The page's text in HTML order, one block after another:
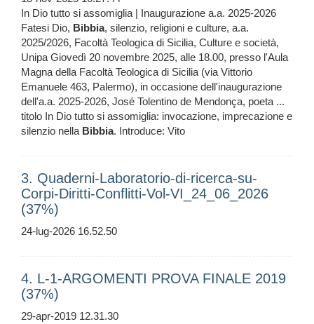
In Dio tutto si assomiglia | Inaugurazione a.a. 2025-2026
Fatesi Dio, Bibbia, silenzio, religioni e culture, a.a.
2025/2026, Facoltà Teologica di Sicilia, Culture e società,
Unipa Giovedì 20 novembre 2025, alle 18.00, presso l'Aula
Magna della Facoltà Teologica di Sicilia (via Vittorio
Emanuele 463, Palermo), in occasione dell'inaugurazione
dell'a.a. 2025-2026, José Tolentino de Mendonça, poeta ...
titolo In Dio tutto si assomiglia: invocazione, imprecazione e
silenzio nella Bibbia. Introduce: Vito
3. Quaderni-Laboratorio-di-ricerca-su-
Corpi-Diritti-Conflitti-Vol-VI_24_06_2026
(37%)
24-lug-2026 16.52.50
4. L-1-ARGOMENTI PROVA FINALE 2019
(37%)
29-apr-2019 12.31.30